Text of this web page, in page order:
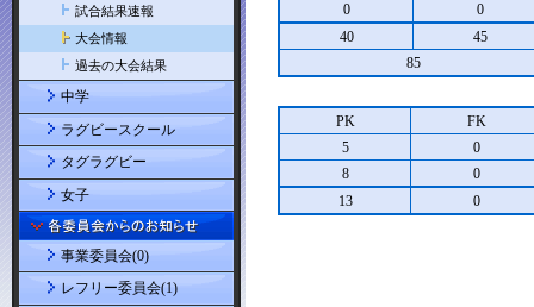
0
0
40
45
85
PK
FK
5
0
8
0
13
0
試合結果速報
大会情報
過去の大会結果
中学
ラグビースクール
タグラグビー
女子
事業委員会(0)
レフリー委員会(1)